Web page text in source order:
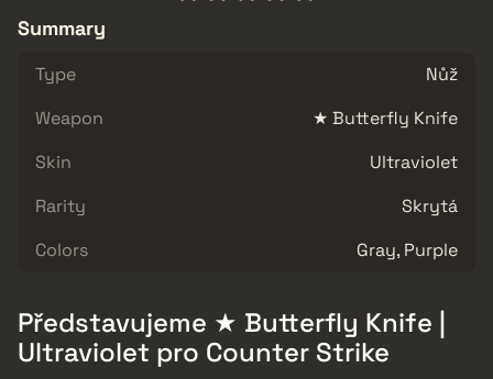
Summary
Type
Nůž
Weapon
★ Butterfly Knife
Skin
Ultraviolet
Rarity
Skrytá
Colors
Gray, Purple
Představujeme ★ Butterfly Knife |
Ultraviolet pro Counter Strike